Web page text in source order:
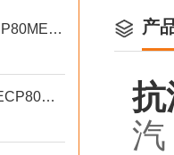
移动式8寸防汛柴油机水泵ECP80ME产品介绍
大流量8寸防汛排涝柴油水泵ECP80ME产品介绍
产
抗